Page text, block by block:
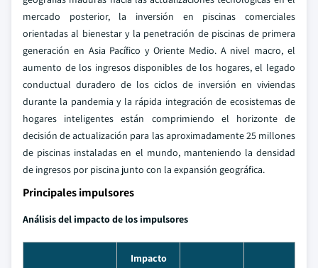
mercado posterior, la inversión en piscinas comerciales
orientadas al bienestar y la penetración de piscinas de primera
generación en Asia Pacífico y Oriente Medio. A nivel macro, el
aumento de los ingresos disponibles de los hogares, el legado
conductual duradero de los ciclos de inversión en viviendas
durante la pandemia y la rápida integración de ecosistemas de
hogares inteligentes están comprimiendo el horizonte de
decisión de actualización para las aproximadamente 25 millones
de piscinas instaladas en el mundo, manteniendo la densidad
de ingresos por piscina junto con la expansión geográfica.
Principales impulsores
Análisis del impacto de los impulsores
Impacto